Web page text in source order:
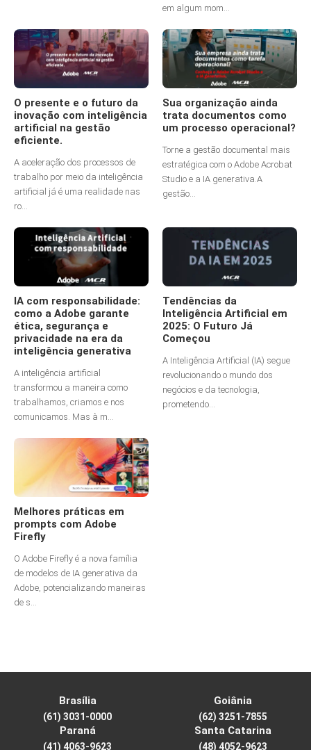
em algum mom...
O presente e o futuro da
inovação com inteligência
artificial na gestão
eficiente.
A aceleração dos processos de
trabalho por meio da inteligência
artificial já é uma realidade nas
ro...
Sua organização ainda
trata documentos como
um processo operacional?
Torne a gestão documental mais
estratégica com o Adobe Acrobat
Studio e a IA generativa.A
gestão...
IA com responsabilidade:
como a Adobe garante
ética, segurança e
privacidade na era da
inteligência generativa
A inteligência artificial
transformou a maneira como
trabalhamos, criamos e nos
comunicamos. Mas à m...
Tendências da
Inteligência Artificial em
2025: O Futuro Já
Começou
A Inteligência Artificial (IA) segue
revolucionando o mundo dos
negócios e da tecnologia,
prometendo...
Melhores práticas em
prompts com Adobe
Firefly
O Adobe Firefly é a nova família
de modelos de IA generativa da
Adobe, potencializando maneiras
de s...
Brasília
(61) 3031-0000
Goiânia
(62) 3251-7855
Paraná
(41) 4063-9623
Santa Catarina
(48) 4052-9623